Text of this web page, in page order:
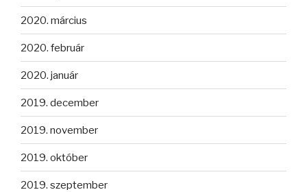
2020. március
2020. február
2020. január
2019. december
2019. november
2019. október
2019. szeptember